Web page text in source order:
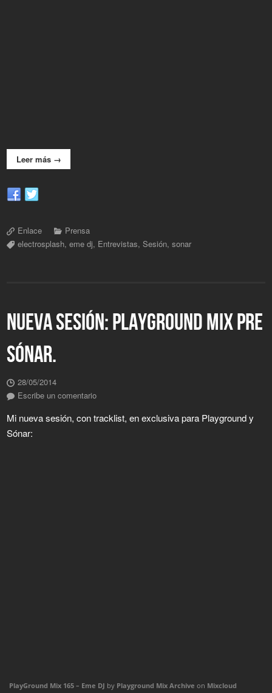
Leer más →
Enlace
Prensa
electrosplash,eme dj, Entrevistas,Sesión,sonar
NUEVA SESIÓN: PLAYGROUND MIX PRE
SÓNAR.
28/05/2014
Escribe un comentario
Mi nueva sesión, con tracklist, en exclusiva para Playground y
Sónar:
PlayGround Mix 165 – Eme DJ by Playground Mix Archive on Mixcloud